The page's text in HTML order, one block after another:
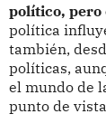
político, pero
política
también,
políticas,
el mundo de
punto de